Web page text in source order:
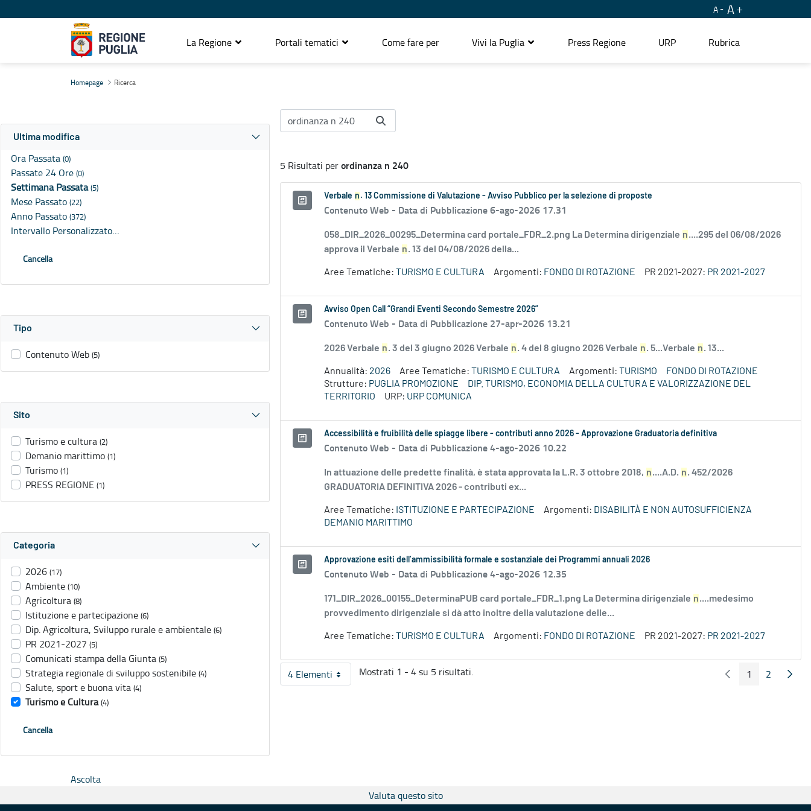
A A
La Regione Portali tematici Come fare per Vivi la Puglia Press Regione URP Rubrica
Homepage Ricerca
Ultima modifica
Ora Passata (0)
Passate 24 Ore (0)
Settimana Passata(5)
Mese Passato (22)
Anno Passato (372)
Intervallo Personalizzato…
Cancella
Tipo
Contenuto Web (5)
Sito
Turismo e cultura (2)
Demanio marittimo (1)
Turismo (1)
PRESS REGIONE (1)
Categoria
2026 (17)
Ambiente (10)
Agricoltura (8)
Istituzione e partecipazione (6)
Dip. Agricoltura, Sviluppo rurale e ambientale (6)
PR 2021-2027 (5)
Comunicati stampa della Giunta (5)
Strategia regionale di sviluppo sostenibile (4)
Salute, sport e buona vita (4)
Turismo e Cultura (4)
Cancella
5 Risultati perordinanza n 240
Verbale n . 13 Commissione di Valutazione - Avviso Pubblico per la selezione di proposte
Contenuto Web - Data di Pubblicazione 6-ago-2026 17.31
058_DIR_2026_00295_Determina card portale_FDR_2.png La Determina dirigenziale n....295 del 06/08/2026
approva il Verbale n. 13 del 04/08/2026 della...
Aree Tematiche: TURISMO E CULTURA Argomenti: FONDO DI ROTAZIONE PR 2021-2027: PR 2021-2027
Avviso Open Call “Grandi Eventi Secondo Semestre 2026”
Contenuto Web - Data di Pubblicazione 27-apr-2026 13.21
2026 Verbale n. 3 del 3 giugno 2026 Verbale n. 4 del 8 giugno 2026 Verbale n. 5...Verbale n. 13...
Annualità: 2026 Aree Tematiche: TURISMO E CULTURA Argomenti: TURISMO
FONDO DI ROTAZIONE
Strutture: PUGLIA PROMOZIONE
DIP. TURISMO, ECONOMIA DELLA CULTURA E VALORIZZAZIONE DEL
TERRITORIO
URP: URP COMUNICA
Accessibilità e fruibilità delle spiagge libere - contributi anno 2026 - Approvazione Graduatoria definitiva
Contenuto Web - Data di Pubblicazione 4-ago-2026 10.22
In attuazione delle predette finalità, è stata approvata la L.R. 3 ottobre 2018, n....A.D. n. 452/2026
GRADUATORIA DEFINITIVA 2026 - contributi ex...
Aree Tematiche: ISTITUZIONE E PARTECIPAZIONE Argomenti: DISABILITÀ E NON AUTOSUFFICIENZA
DEMANIO MARITTIMO
Approvazione esiti dell’ammissibilità formale e sostanziale dei Programmi annuali 2026
Contenuto Web - Data di Pubblicazione 4-ago-2026 12.35
171_DIR_2026_00155_DeterminaPUB card portale_FDR_1.png La Determina dirigenziale n....medesimo
provvedimento dirigenziale si dà atto inoltre della valutazione delle...
Aree Tematiche: TURISMO E CULTURA Argomenti: FONDO DI ROTAZIONE PR 2021-2027: PR 2021-2027
4 ElementiPer pagina
Mostrati 1 - 4 su 5 risultati. Pagina Precedente
Pagina
1 Pagina
2
Ascolta
Valuta questo sito